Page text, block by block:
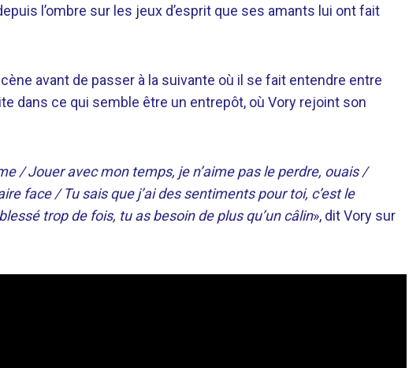
l’ombre sur les jeux d’esprit que ses amants lui ont fait
avant de passer à la suivante où il se fait entendre entre
dans ce qui semble être un entrepôt, où Vory rejoint son
/ Jouer avec mon temps, je n’aime pas le perdre, ouais /
face / Tu sais que j’ai des sentiments pour toi, c’est le
trop de fois, tu as besoin de plus qu’un câlin», dit Vory sur